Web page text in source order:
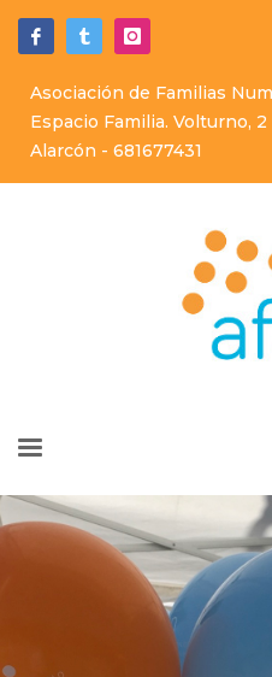
Asociación de Familias
Espacio Familia. Volturno,
Alarcón - 681677431